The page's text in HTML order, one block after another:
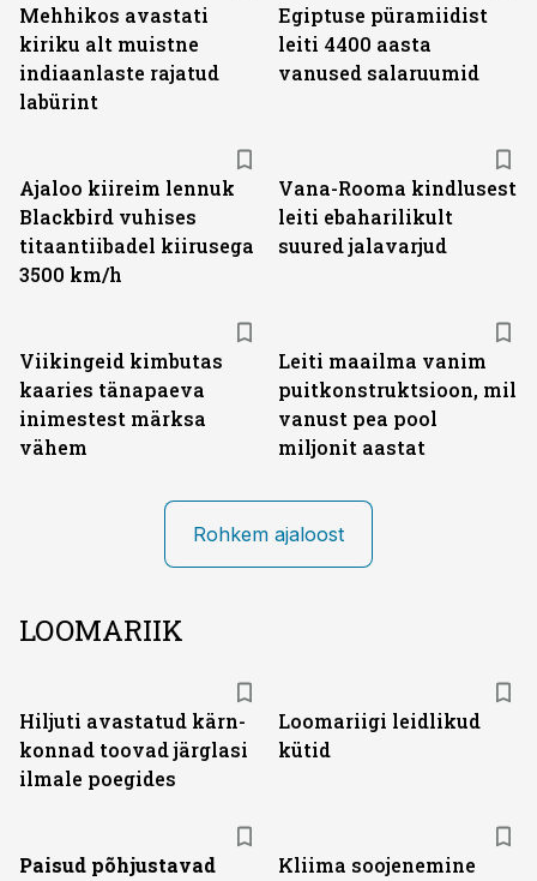
Mehhikos avastati
kiriku alt muistne
indiaanlaste rajatud
labürint
Egiptuse püramiidist
leiti 4400 aasta
vanused salaruumid
Ajaloo kiireim lennuk
Blackbird vuhises
titaantiibadel kiirusega
3500 km/h
Vana-Rooma kindlusest
leiti ebaharilikult
suured jalavarjud
Viikingeid kimbutas
kaaries tänapaeva
inimestest märksa
vähem
Leiti maailma vanim
puitkonstruktsioon, mil
vanust pea pool
miljonit aastat
Rohkem ajaloost
LOOMARIIK
Hiljuti avastatud kärn­
konnad toovad järglasi
ilmale poegides
Loomariigi leidlikud
kütid
Paisud põhjustavad
Kliima soojenemine